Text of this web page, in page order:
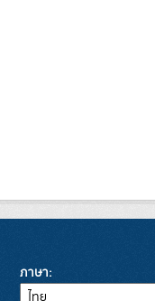
ภาษา